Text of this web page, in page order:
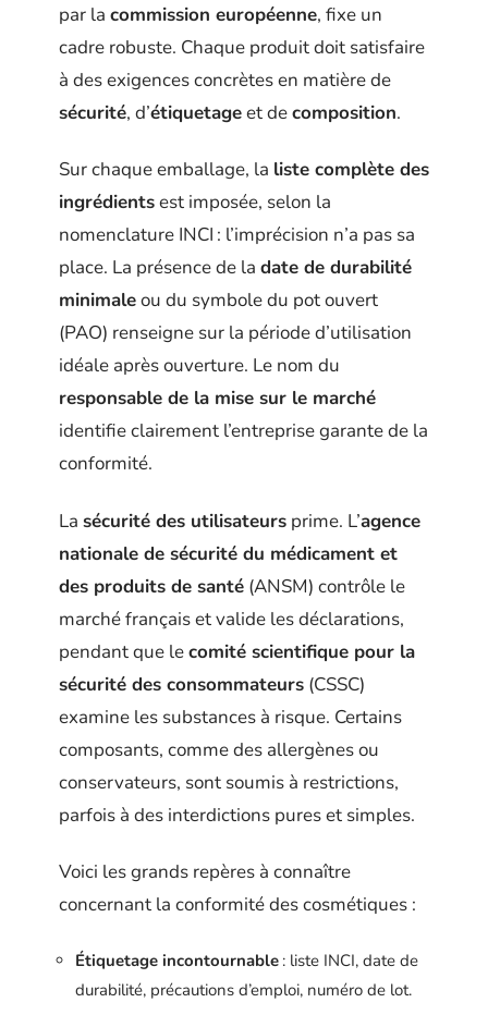
par la commission européenne, fixe un
cadre robuste. Chaque produit doit satisfaire
à des exigences concrètes en matière de
sécurité, d’étiquetageet decomposition.
Sur chaque emballage, la liste complète des
ingrédientsest imposée, selon la
nomenclature INCI : l’imprécision n’a pas sa
place. La présence de la date de durabilité
minimaleou du symbole du pot ouvert
(PAO) renseigne sur la période d’utilisation
idéale après ouverture. Le nom du
responsable de la mise sur le marché
identifie clairement l’entreprise garante de la
conformité.
La sécurité des utilisateurs prime. L’agence
nationale de sécurité du médicament et
des produits de santé (ANSM) contrôle le
marché français et valide les déclarations,
pendant que lecomité scientifique pour la
sécurité des consommateurs (CSSC)
examine les substances à risque. Certains
composants, comme des allergènes ou
conservateurs, sont soumis à restrictions,
parfois à des interdictions pures et simples.
Voici les grands repères à connaître
concernant la conformité des cosmétiques :
Étiquetage incontournable : liste INCI, date de
durabilité, précautions d’emploi, numéro de lot.